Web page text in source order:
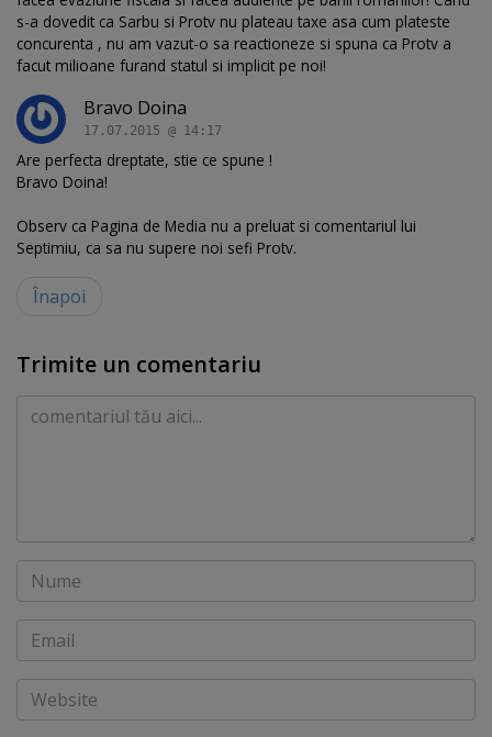
s-a dovedit ca Sarbu si Protv nu plateau taxe asa cum plateste
concurenta , nu am vazut-o sa reactioneze si spuna ca Protv a
facut milioane furand statul si implicit pe noi!
Bravo Doina
17.07.2015 @ 14:17
Are perfecta dreptate, stie ce spune !
Bravo Doina!
Observ ca Pagina de Media nu a preluat si comentariul lui
Septimiu, ca sa nu supere noi sefi Protv.
Înapoi
Trimite un comentariu
Comentariu
Nume
Email
Website